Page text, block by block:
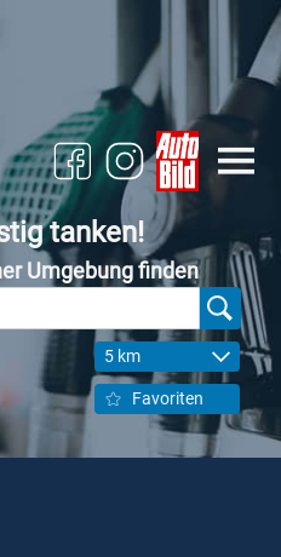
tanken!
Umgebung finden
5 km
Favoriten